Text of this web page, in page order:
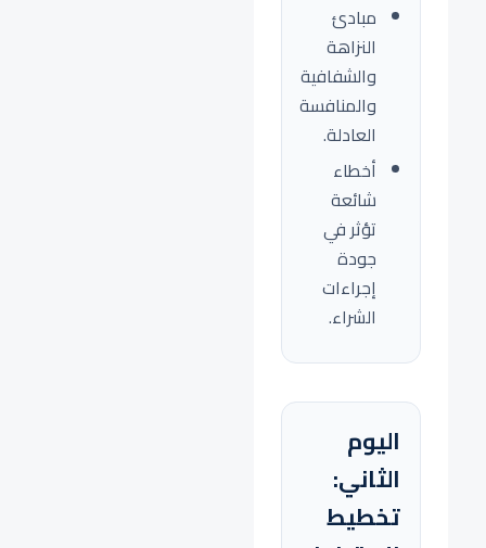
مبادئ
النزاهة
والشفافية
والمنافسة
العادلة.
أخطاء
شائعة
تؤثر في
جودة
إجراءات
الشراء.
اليوم
الثاني:
تخطيط